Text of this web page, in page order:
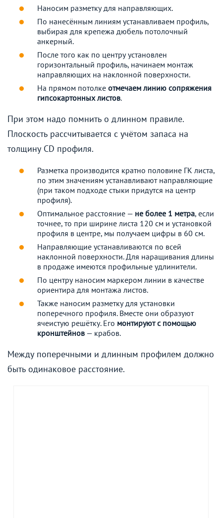
Наносим разметку для направляющих.
По нанесённым линиям устанавливаем профиль,
выбирая для крепежа дюбель потолочный
анкерный.
После того как по центру установлен
горизонтальный профиль, начинаем монтаж
направляющих на наклонной поверхности.
На прямом потолке отмечаем линию сопряжения
гипсокартонных листов.
При этом надо помнить о длинном правиле.
Плоскость рассчитывается с учётом запаса на
толщину CD профиля.
Разметка производится кратно половине ГК листа,
по этим значениям устанавливают направляющие
(при таком подходе стыки придутся на центр
профиля).
Оптимальное расстояние — не более 1 метра, если
точнее, то при ширине листа 120 см и установкой
профиля в центре, мы получаем цифры в 60 см.
Направляющие устанавливаются по всей
наклонной поверхности. Для наращивания длины
в продаже имеются профильные удлинители.
По центру наносим маркером линии в качестве
ориентира для монтажа листов.
Также наносим разметку для установки
поперечного профиля. Вместе они образуют
ячеистую решётку. Его монтируют с помощью
кронштейнов — крабов.
Между поперечными и длинным профилем должно
быть одинаковое расстояние.